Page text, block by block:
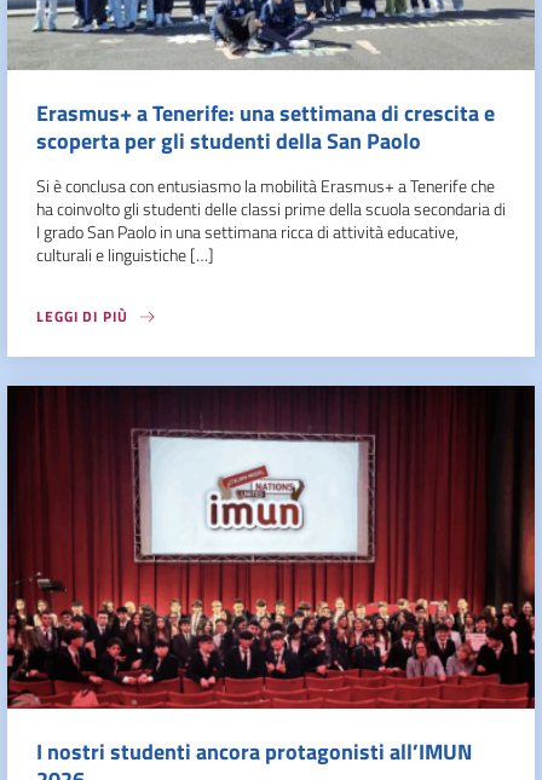
Erasmus+ a Tenerife: una settimana di crescita e
scoperta per gli studenti della San Paolo
Si è conclusa con entusiasmo la mobilità Erasmus+ a Tenerife che
ha coinvolto gli studenti delle classi prime della scuola secondaria di
I grado San Paolo in una settimana ricca di attività educative,
culturali e linguistiche […]
LEGGI DI PIÙ
I nostri studenti ancora protagonisti all’IMUN